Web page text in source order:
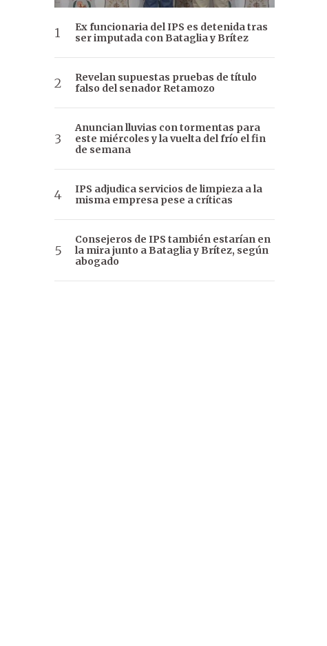
Ex funcionaria del IPS es detenida tras
ser imputada con Bataglia y Brítez
Revelan supuestas pruebas de título
falso del senador Retamozo
Anuncian lluvias con tormentas para
este miércoles y la vuelta del frío el fin
de semana
IPS adjudica servicios de limpieza a la
misma empresa pese a críticas
Consejeros de IPS también estarían en
la mira junto a Bataglia y Brítez, según
abogado